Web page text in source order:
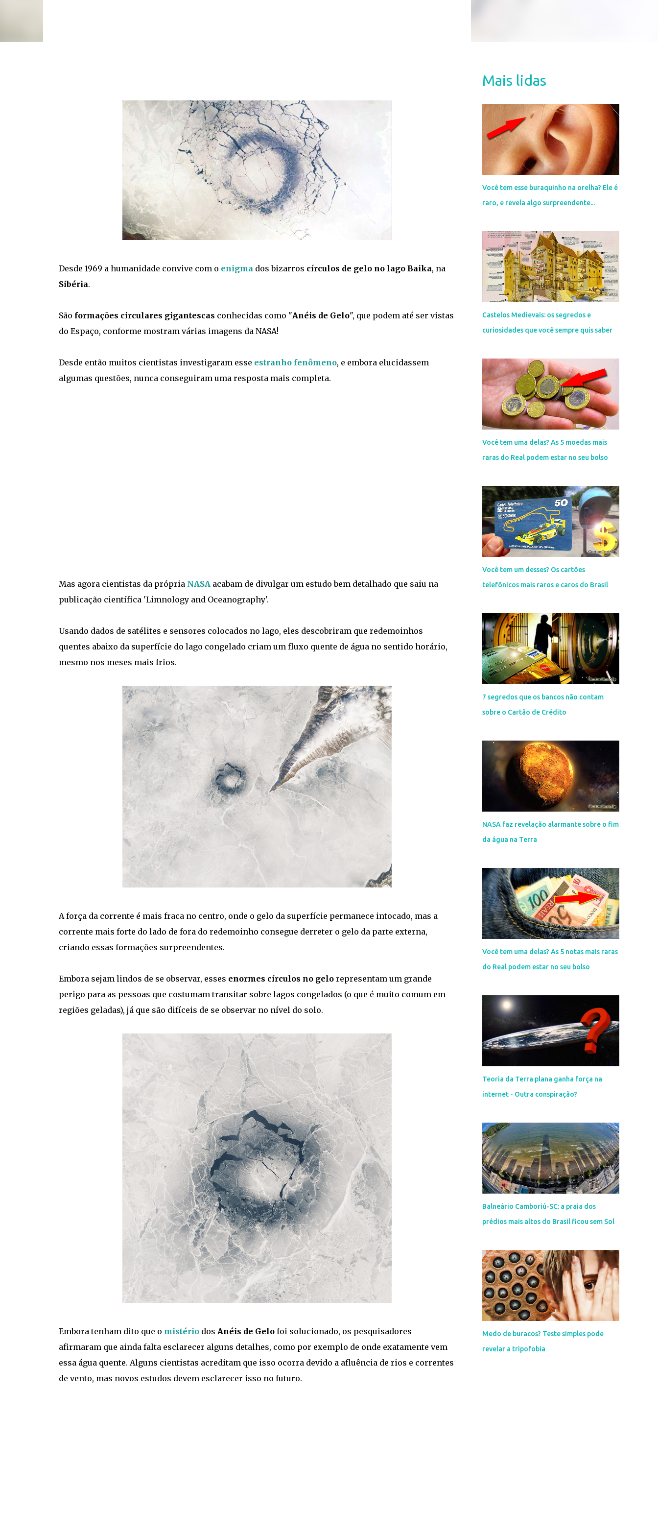
Desde 1969 a humanidade convive com o enigmados bizarros círculos de gelo no lago Baika, na
Sibéria.
São formações circulares gigantescas conhecidas como "Anéis de Gelo", que podem até ser vistas
do Espaço, conforme mostram várias imagens da NASA!
Desde então muitos cientistas investigaram esse estranho fenômeno, e embora elucidassem
algumas questões, nunca conseguiram uma resposta mais completa.
Mas agora cientistas da própria NASAacabam de divulgar um estudo bem detalhado que saiu na
publicação científica 'Limnology and Oceanography'.
Usando dados de satélites e sensores colocados no lago, eles descobriram que redemoinhos
quentes abaixo da superfície do lago congelado criam um fluxo quente de água no sentido horário,
mesmo nos meses mais frios.
A força da corrente é mais fraca no centro, onde o gelo da superfície permanece intocado, mas a
corrente mais forte do lado de fora do redemoinho consegue derreter o gelo da parte externa,
criando essas formações surpreendentes.
Embora sejam lindos de se observar, esses enormes círculos no gelorepresentam um grande
perigo para as pessoas que costumam transitar sobre lagos congelados (o que é muito comum em
regiões geladas), já que são difíceis de se observar no nível do solo.
Embora tenham dito que o mistériodos Anéis de Gelofoi solucionado, os pesquisadores
afirmaram que ainda falta esclarecer alguns detalhes, como por exemplo de onde exatamente vem
essa água quente. Alguns cientistas acreditam que isso ocorra devido a afluência de rios e correntes
de vento, mas novos estudos devem esclarecer isso no futuro.
Mais lidas
Você tem esse buraquinho na orelha? Ele é
raro, e revela algo surpreendente...
Castelos Medievais: os segredos e
curiosidades que você sempre quis saber
Você tem uma delas? As 5 moedas mais
raras do Real podem estar no seu bolso
Você tem um desses? Os cartões
telefônicos mais raros e caros do Brasil
7 segredos que os bancos não contam
sobre o Cartão de Crédito
NASA faz revelação alarmante sobre o fim
da água na Terra
Você tem uma delas? As 5 notas mais raras
do Real podem estar no seu bolso
Teoria da Terra plana ganha força na
internet - Outra conspiração?
Balneário Camboriú-SC: a praia dos
prédios mais altos do Brasil ficou sem Sol
Medo de buracos? Teste simples pode
revelar a tripofobia